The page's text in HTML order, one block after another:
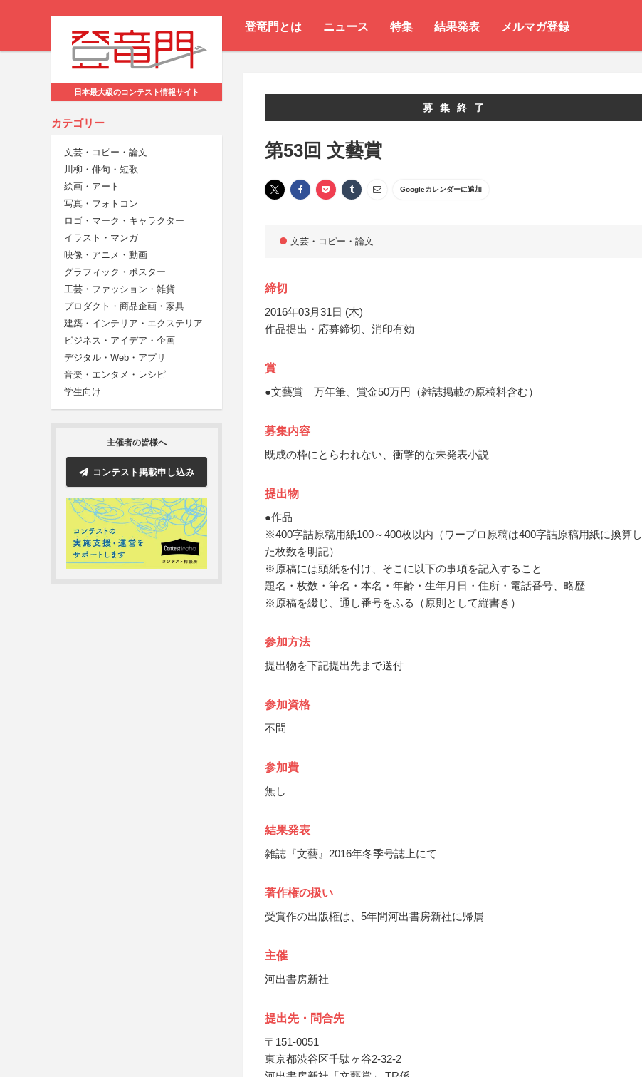
登竜門とは ニュース 特集 結果発表 メルマガ登録
日本最大級のコンテスト情報サイト
カテゴリー
文芸・コピー・論文
川柳・俳句・短歌
絵画・アート
写真・フォトコン
ロゴ・マーク・キャラクター
イラスト・マンガ
映像・アニメ・動画
グラフィック・ポスター
工芸・ファッション・雑貨
プロダクト・商品企画・家具
建築・インテリア・エクステリア
ビジネス・アイデア・企画
デジタル・Web・アプリ
音楽・エンタメ・レシピ
学生向け
主催者の皆様へ
コンテスト掲載申し込み
募集終了
第53回 文藝賞
Googleカレンダーに追加
文芸・コピー・論文
締切
2016年03月31日 (木)
作品提出・応募締切、消印有効
賞
●文藝賞 万年筆、賞金50万円（雑誌掲載の原稿料含む）
募集内容
既成の枠にとらわれない、衝撃的な未発表小説
提出物
●作品
※400字詰原稿用紙100～400枚以内（ワープロ原稿は400字詰原稿用紙に換算し
た枚数を明記）
※原稿には頭紙を付け、そこに以下の事項を記入すること
題名・枚数・筆名・本名・年齢・生年月日・住所・電話番号、略歴
※原稿を綴じ、通し番号をふる（原則として縦書き）
参加方法
提出物を下記提出先まで送付
参加資格
不問
参加費
無し
結果発表
雑誌『文藝』2016年冬季号誌上にて
著作権の扱い
受賞作の出版権は、5年間河出書房新社に帰属
主催
河出書房新社
提出先・問合先
〒151-0051
東京都渋谷区千駄ヶ谷2-32-2